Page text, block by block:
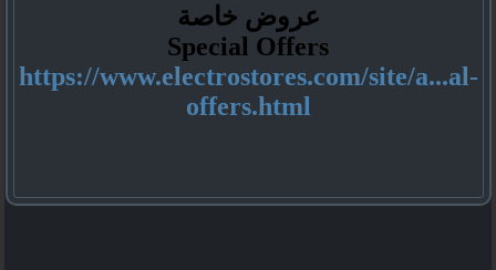
عروض خاصة
Special Offers
https://www.electrostores.com/site/a...al-
offers.html